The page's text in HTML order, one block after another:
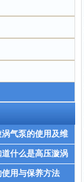
气泵的使用及维
什么是高压漩涡
用与保养方法